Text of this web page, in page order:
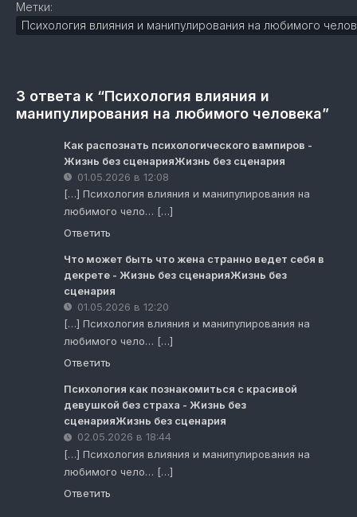
Метки:
Психология влияния и манипулирования на любимого
3 ответа к “Психология влияния и
манипулирования на любимого человека”
Как распознать психологического вампиров -
Жизнь без сценарияЖизнь без сценария
01.05.2026 в 12:08
[…] Психология влияния и манипулирования на
любимого чело… […]
Ответить
Что может быть что жена странно ведет себя в
декрете - Жизнь без сценарияЖизнь без
сценария
01.05.2026 в 12:20
[…] Психология влияния и манипулирования на
любимого чело… […]
Ответить
Психология как познакомиться с красивой
девушкой без страха - Жизнь без
сценарияЖизнь без сценария
02.05.2026 в 18:44
[…] Психология влияния и манипулирования на
любимого чело… […]
Ответить